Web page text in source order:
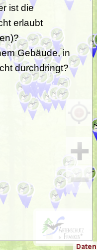
ist die
erlaubt
Gebäude, in
durchdringt?